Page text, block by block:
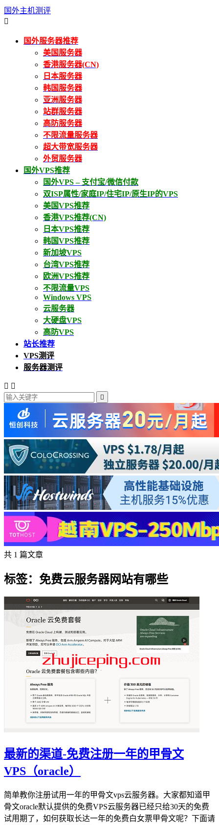
国外主机测评

国外服务器推荐
美国服务器
香港服务器(CN)
日本服务器
韩国服务器
亚洲服务器
站群服务器
高防服务器
不限流量服务器
超大带宽服务器
外贸服务器
国外VPS推荐
国外VPS – 支付宝/微信付款
双ISP属性/家庭IP/住宅IP/原生IP的VPS
美国VPS推荐
香港VPS推荐(CN)
日本VPS推荐
韩国VPS推荐
新加坡VPS
台湾VPS推荐
欧洲VPS推荐
不限流量VPS
Windows VPS
云服务器
大硬盘VPS
高防VPS
站长推荐
VPS测评
服务器测评
 

共 1 篇文章
标签：免费云服务器网站有哪些
最新的渠道-免费注册一年的甲骨文
VPS（oracle）
简单教你注册试用一年的甲骨文vps云服务器。大家都知道甲
骨文oracle默认提供的免费VPS云服务器已经只给30天的免费
试用期了，如何获取长达一年的免费白女票甲骨文呢？下面请